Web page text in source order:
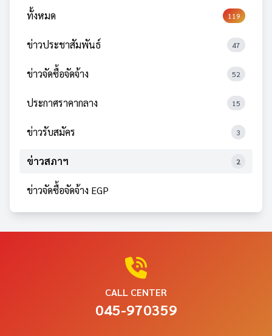
ทั้งหมด 119
ข่าวประชาสัมพันธ์ 47
ข่าวจัดซื้อจัดจ้าง 52
ประกาศราคากลาง 15
ข่าวรับสมัคร 3
ข่าวสภาฯ 2
ข่าวจัดซื้อจัดจ้าง EGP
CALL CENTER
045-970359